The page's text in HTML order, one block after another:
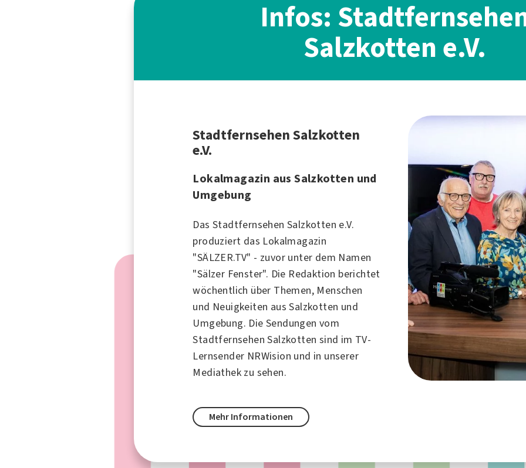
Infos:
Salzkotten e.V.
Stadtfernsehen Salzkotten
e.V.
Lokalmagazin aus Salzkotten und
Umgebung
Das Stadtfernsehen Salzkotten e.V.
produziert das Lokalmagazin
"SÄLZER.TV" - zuvor unter dem Namen
"Sälzer Fenster". Die Redaktion berichtet
wöchentlich über Themen, Menschen
und Neuigkeiten aus Salzkotten und
Umgebung. Die Sendungen vom
Stadtfernsehen Salzkotten sind im TV-
Lernsender NRWision und in unserer
Mediathek zu sehen.
Mehr Informationen